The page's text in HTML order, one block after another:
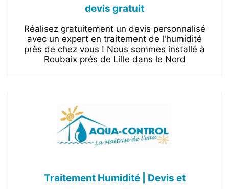
devis gratuit‎
Réalisez gratuitement un devis personnalisé
avec un expert en traitement de l'humidité
près de chez vous ! Nous sommes installé à
Roubaix prés de Lille dans le Nord
Traitement Humidité | Devis et